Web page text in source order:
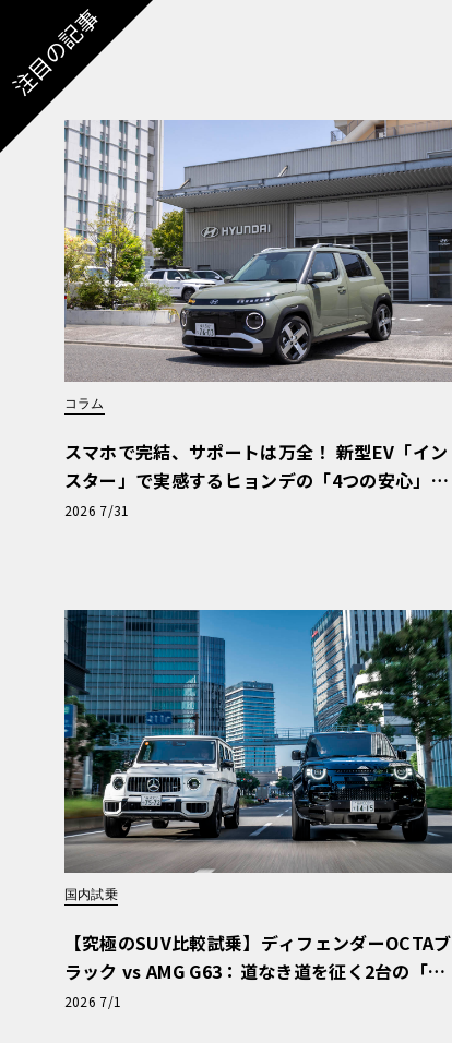
注目の記事
コラム
スマホで完結、サポートは万全！ 新型EV「イン
スター」で実感するヒョンデの「4つの安心」
【第1回・ヒョンデ6つの疑問：Why? Hyunda
2026 7/31
国内試乗
【究極のSUV比較試乗】ディフェンダーOCTAブ
ラック vs AMG G63：道なき道を征く2台の「対
極的アプローチ」
2026 7/1